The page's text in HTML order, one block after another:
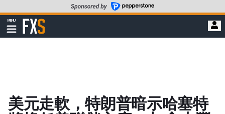
至
要
MENU
顯
示
FXStreet
美元走軟，特朗普暗示哈塞特